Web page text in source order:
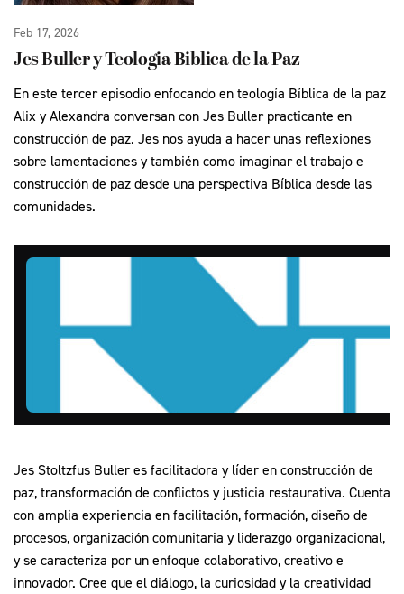
Feb 17, 2026
Jes Buller y Teologia Biblica de la Paz
En este tercer episodio enfocando en teología Bíblica de la paz
Alix y Alexandra conversan con Jes Buller practicante en
construcción de paz. Jes nos ayuda a hacer unas reflexiones
sobre lamentaciones y también como imaginar el trabajo e
construcción de paz desde una perspectiva Bíblica desde las
comunidades.
Jes Stoltzfus Buller es facilitadora y líder en construcción de
paz, transformación de conflictos y justicia restaurativa. Cuenta
con amplia experiencia en facilitación, formación, diseño de
procesos, organización comunitaria y liderazgo organizacional,
y se caracteriza por un enfoque colaborativo, creativo e
innovador. Cree que el diálogo, la curiosidad y la creatividad